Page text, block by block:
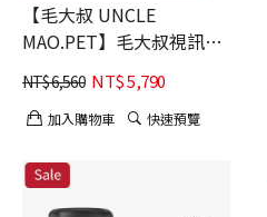
【毛大叔 UNCLE
MAO.PET】毛大叔視訊餵
食器(白色)+PETLIBRO 清
泉寵物飲水機 充電款-UVC
版
NT$6,560 NT$5,790
加入購物車 快速預覽